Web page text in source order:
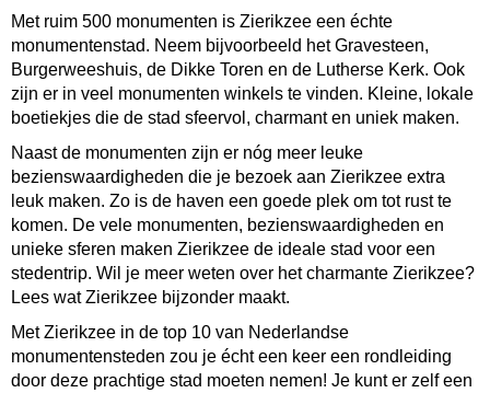
Met ruim 500 monumenten is Zierikzee een échte
monumentenstad. Neem bijvoorbeeld het Gravesteen,
Burgerweeshuis, de Dikke Toren en de Lutherse Kerk. Ook
zijn er in veel monumenten winkels te vinden. Kleine, lokale
boetiekjes die de stad sfeervol, charmant en uniek maken.
Naast de monumenten zijn er nóg meer leuke
bezienswaardigheden die je bezoek aan Zierikzee extra
leuk maken. Zo is de haven een goede plek om tot rust te
komen. De vele monumenten, bezienswaardigheden en
unieke sferen maken Zierikzee de ideale stad voor een
stedentrip. Wil je meer weten over het charmante Zierikzee?
Lees wat Zierikzee bijzonder maakt.
Met Zierikzee in de top 10 van Nederlandse
monumentensteden zou je écht een keer een rondleiding
door deze prachtige stad moeten nemen! Je kunt er zelf een